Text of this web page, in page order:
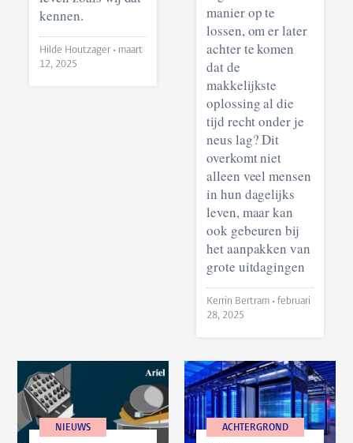
kennen.
Hilde Houtzager • maart
12, 2025
manier op te
lossen, om er later
achter te komen
dat de
makkelijkste
oplossing al die
tijd recht onder je
neus lag? Dit
overkomt niet
alleen veel mensen
in hun dagelijks
leven, maar kan
ook gebeuren bij
het aanpakken van
grote uitdagingen
Kerrin Bertram • februari
28, 2025
NIEUWS ACHTERGROND